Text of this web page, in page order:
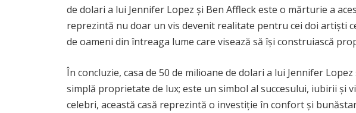
de dolari a lui Jennifer Lopez și Ben Affleck este o mărturie a
reprezintă nu doar un vis devenit realitate pentru cei doi artiști
de oameni din întreaga lume care visează să își construiască
În concluzie, casa de 50 de milioane de dolari a lui Jennifer
simplă proprietate de lux; este un simbol al succesului, iubirii și
celebri, această casă reprezintă o investiție în confort și